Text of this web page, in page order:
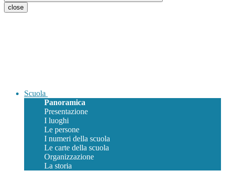
close
Scuola
Panoramica
Presentazione
I luoghi
Le persone
I numeri della scuola
Le carte della scuola
Organizzazione
La storia